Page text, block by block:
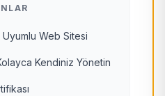
Web Sitesi
Kendiniz Yönetin